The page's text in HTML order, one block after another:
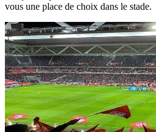
vous une place de choix dans le stade.